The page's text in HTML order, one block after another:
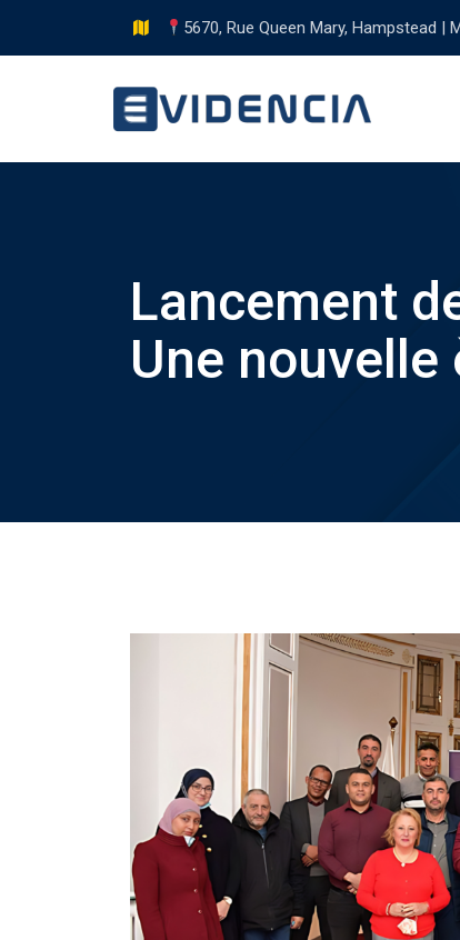
5670, Rue Queen Mary, Hampstead |
Lancement
Une